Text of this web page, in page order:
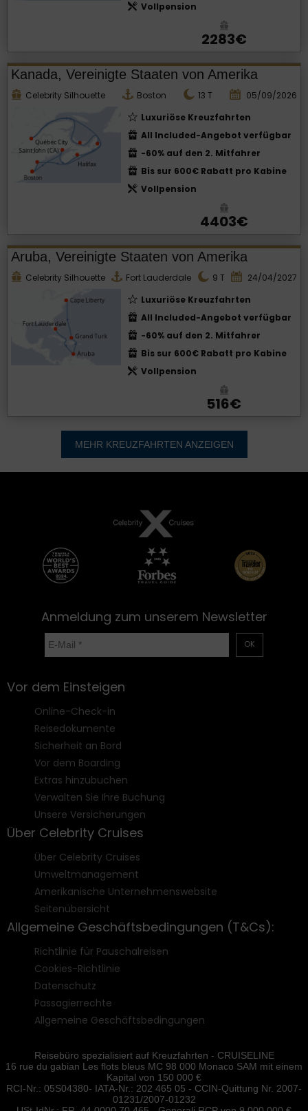
Vollpension
2283€
Kanada, Vereinigte Staaten von Amerika
Celebrity Silhouette Boston 13 T
05/09/2026
Luxuriöse Kreuzfahrten
All Included-Angebot verfügbar
-60% auf den 2. Mitfahrer
Bis sur 600€ Rabatt pro Kabine
Vollpension
4403€
Aruba, Vereinigte Staaten von Amerika
Celebrity Silhouette Fort Lauderdale 9 T
24/04/2027
Luxuriöse Kreuzfahrten
All Included-Angebot verfügbar
-60% auf den 2. Mitfahrer
Bis sur 600€ Rabatt pro Kabine
Vollpension
516€
MEHR KREUZFAHRTEN ANZEIGEN
Anmeldung zum unserem Newsletter
OK
Vor dem Einsteigen
Online-Check-in
Reisedokumente
Sicherheit an Bord
Vor dem Boarding
Extras hinzubuchen
Verwalten Sie Ihre Buchung
Unsere Versicherungen
Über Celebrity Cruises
Über Celebrity Cruises
Umweltmanagement
Amerikanische Unternehmenswebsite
Seitenübersicht
Allgemeine Geschäftsbedingungen (T&Cs):
Richtlinie für Pauschalreisen
Cookies-Richtlinie
Datenschutz
Passagierrechte
Allgemeine Geschäftsbedingungen
Reisebüro spezialisiert auf Kreuzfahrten - CRUISELINE
16 rue du gabian Les flots bleus MC 98 000 Monaco SAM mit einem
Kapital von 150 000 €
RCI-Nr.: 05S04380- IATA-Nr.: 202 465 05 - CCIN-Quittung Nr. 2007-
01231/2007-01232